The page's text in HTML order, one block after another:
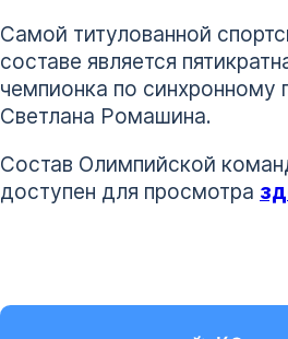
Самой титулованной
составе является
чемпионка по синхронному
Светлана Ромашина.
Состав Олимпийской
доступен для просмотра